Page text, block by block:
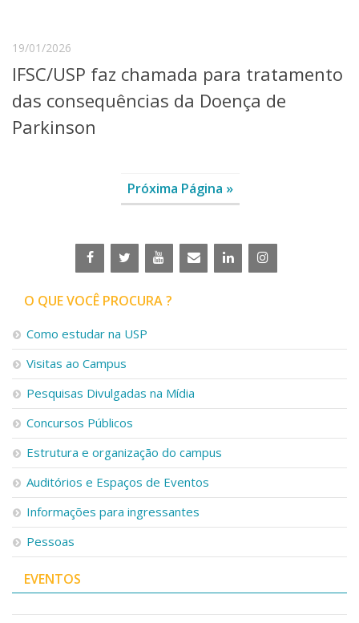
19/01/2026
IFSC/USP faz chamada para tratamento
das consequências da Doença de
Parkinson
Próxima Página »
O QUE VOCÊ PROCURA ?
Como estudar na USP
Visitas ao Campus
Pesquisas Divulgadas na Mídia
Concursos Públicos
Estrutura e organização do campus
Auditórios e Espaços de Eventos
Informações para ingressantes
Pessoas
EVENTOS